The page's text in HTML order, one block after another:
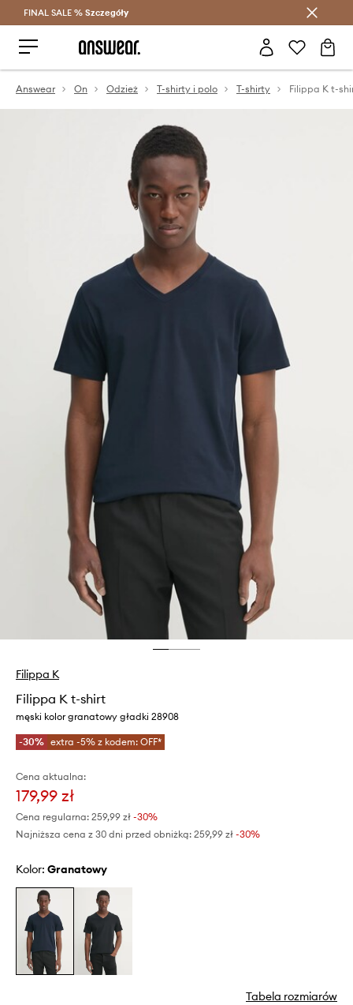
Oszczędzaj z Answear Club >
FINAL SALE % Szczegóły
Answear On Odzież T-shirty i polo T-shirty Filippa K t-
Filippa K
Filippa K t-shirt
męski kolor granatowy gładki 28908
-30% extra -5% z kodem: OFF*
Cena aktualna:
179,99 zł
Cena regularna: 259,99 zł -30%
Najniższa cena z 30 dni przed obniżką: 259,99 zł -30%
Kolor: granatowy
Tabela rozmiarów